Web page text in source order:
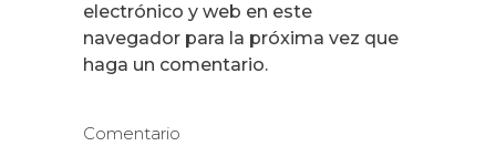
electrónico y web en este
navegador para la próxima vez que
haga un comentario.
Comentario